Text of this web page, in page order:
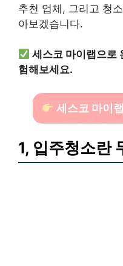
추천 업체, 그리고 청
아보겠습니다.
세스코 마이랩으로
험해보세요.
세스코 마이
1, 입주청소란